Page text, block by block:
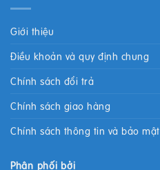
Giới thiệu
Điều khoản và quy định chung
Chính sách đổi trả
Chính sách giao hàng
Chính sách thông tin và bảo mật
Phân phối bởi